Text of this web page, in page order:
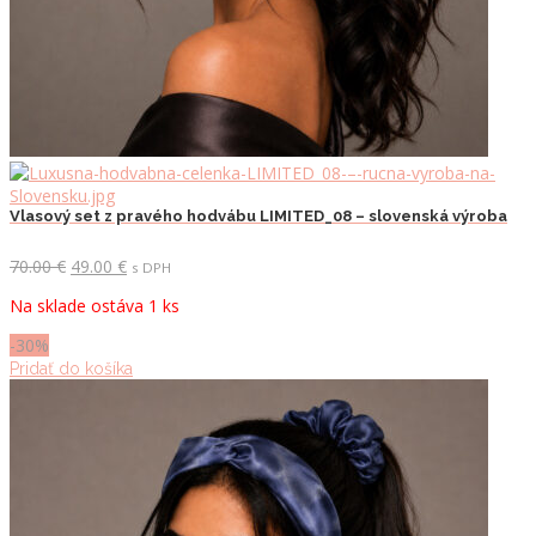
Vlasový set z pravého hodvábu LIMITED_08 – slovenská výroba
70.00€ Pôvodná
bola:
49.00 €Aktuálna
je:
s DPH
Na sklade ostáva 1 ks
-30%
Pridať do košíka